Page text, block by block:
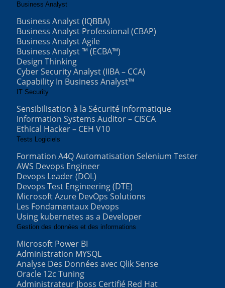
Business Analyst
Business Analyst (IQBBA)
Business Analyst Professional (CBAP)
Business Analyst Agile
Business Analyst ™ (ECBA™)
Design Thinking
Cyber Security Analyst (IIBA – CCA)
Capability In Business Analyst™
IT Security
Sensibilisation à la Sécurité Informatique
Information Systems Auditor – CISCA
Ethical Hacker – CEH V10
Tests Logiciels
Formation A4Q Automatisation Selenium Tester
AWS Devops Engineer
Devops Leader (DOL)
Devops Test Engineering (DTE)
Microsoft Azure DevOps Solutions
Les Fondamentaux Devops
Using kubernetes as a Developer
Gestion des données et des informations
Microsoft Power BI
Administration MYSQL
Analyse Des Données avec Qlik Sense
Oracle 12c Tuning
Administrateur Jboss Certifié Red Hat